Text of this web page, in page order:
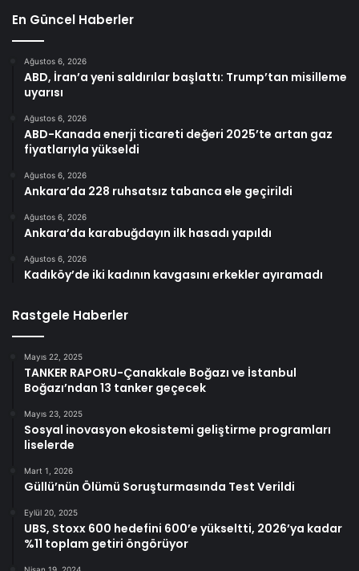
En Güncel Haberler
Ağustos 6, 2026
ABD, İran’a yeni saldırılar başlattı: Trump’tan misilleme
uyarısı
Ağustos 6, 2026
ABD-Kanada enerji ticareti değeri 2025’te artan gaz
fiyatlarıyla yükseldi
Ağustos 6, 2026
Ankara’da 228 ruhsatsız tabanca ele geçirildi
Ağustos 6, 2026
Ankara’da karabuğdayın ilk hasadı yapıldı
Ağustos 6, 2026
Kadıköy’de iki kadının kavgasını erkekler ayıramadı
Rastgele Haberler
Mayıs 22, 2025
TANKER RAPORU-Çanakkale Boğazı ve İstanbul
Boğazı’ndan 13 tanker geçecek
Mayıs 23, 2025
Sosyal inovasyon ekosistemi geliştirme programları
liselerde
Mart 1, 2026
Güllü’nün Ölümü Soruşturmasında Test Verildi
Eylül 20, 2025
UBS, Stoxx 600 hedefini 600’e yükseltti, 2026’ya kadar
%11 toplam getiri öngörüyor